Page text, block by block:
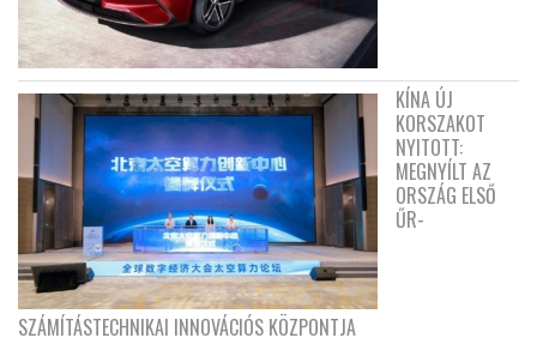
KÍNA ÚJ
KORSZAKOT
NYITOTT:
MEGNYÍLT AZ
ORSZÁG ELSŐ
ŰR-
SZÁMÍTÁSTECHNIKAI INNOVÁCIÓS KÖZPONTJA